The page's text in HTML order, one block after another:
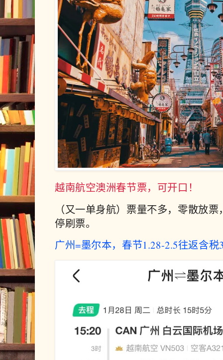
越南航空澳洲春节票，可开口！
（又一单身航）票量不多，零散放
停刷票。
广州=墨尔本，春节1.28-2.5往返含税